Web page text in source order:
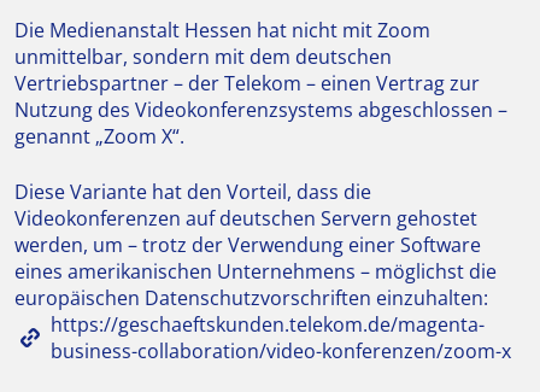
Die Medienanstalt Hessen hat nicht mit Zoom
unmittelbar, sondern mit dem deutschen
Vertriebspartner – der Telekom – einen Vertrag zur
Nutzung des Videokonferenzsystems abgeschlossen –
genannt „Zoom X“.
Diese Variante hat den Vorteil, dass die
Videokonferenzen auf deutschen Servern gehostet
werden, um – trotz der Verwendung einer Software
eines amerikanischen Unternehmens – möglichst die
europäischen Datenschutzvorschriften einzuhalten:
https://geschaeftskunden.telekom.de/magenta-
business-collaboration/video-konferenzen/zoom-x